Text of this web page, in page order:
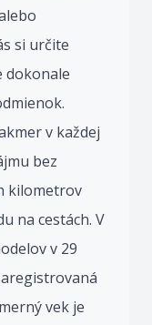
si určite
dokonale
v každej
bez
kilometrov
na cestách. V
v 29
vek je